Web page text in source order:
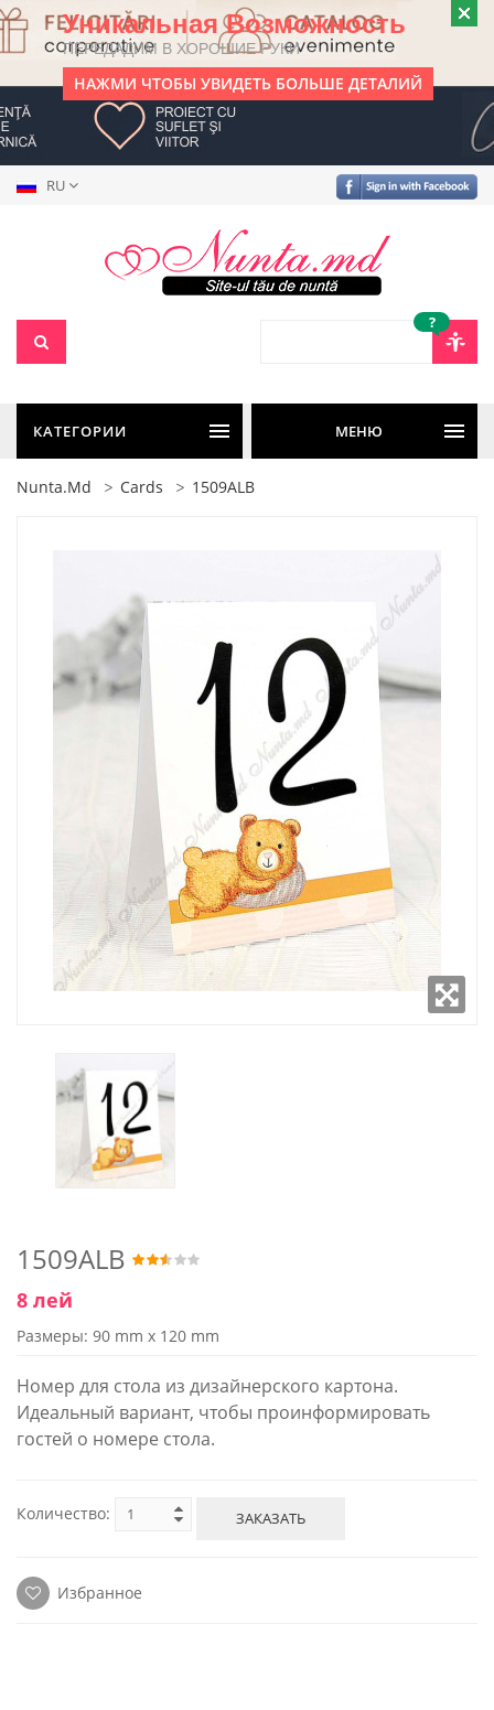
Уникальная Возможность
ПЕРЕДАДИМ В ХОРОШИЕ РУКИ
НАЖМИ ЧТОБЫ УВИДЕТЬ БОЛЬШЕ ДЕТАЛИЙ
RU
?
КАТЕГОРИИ МЕНЮ
Nunta.md Cards 1509ALB
1509ALB
8 лей
Размеры: 90 mm x 120 mm
Номер для стола из дизайнерского картона.
Идеальный вариант, чтобы проинформировать
гостей о номере стола.
Количество: ЗАКАЗАТЬ
Избранное